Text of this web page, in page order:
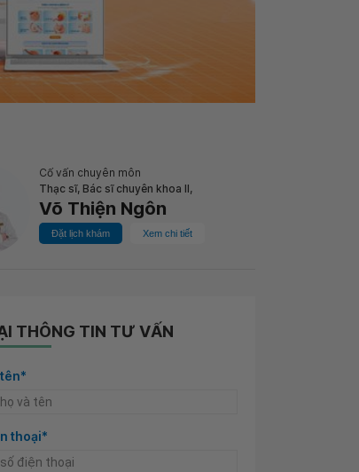
Cố vấn chuyên môn
Thạc sĩ, Bác sĩ chuyên khoa II,
Võ Thiện Ngôn
Đặt lịch khám Xem chi tiết
THÔNG TIN TƯ VẤN
thoại*